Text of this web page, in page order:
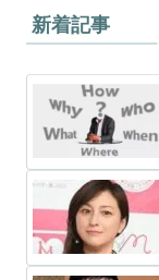
新着記事